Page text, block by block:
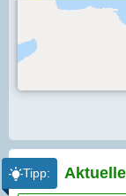
Tipp: